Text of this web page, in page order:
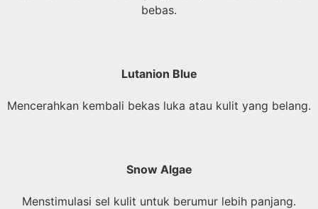
bebas.
Lutanion Blue
Mencerahkan kembali bekas luka atau kulit yang belang.
Snow Algae
Menstimulasi sel kulit untuk berumur lebih panjang.